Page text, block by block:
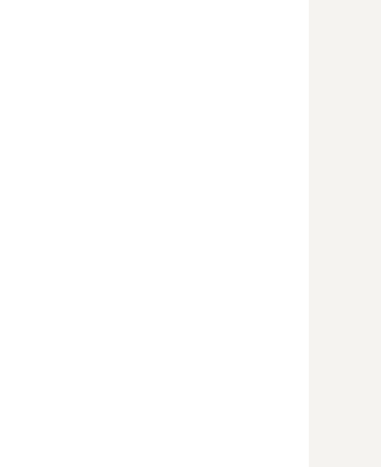
we dus 3 generatie in ons